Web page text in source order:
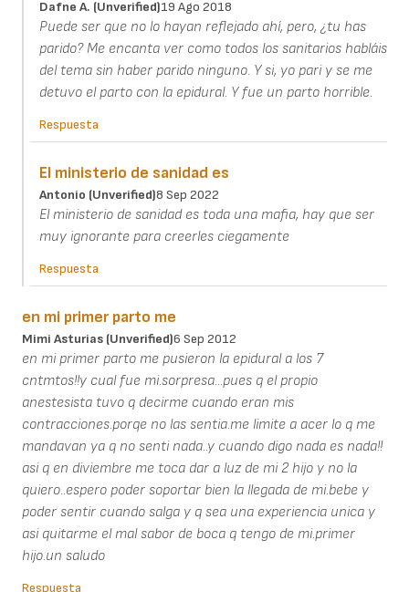
Dafne A. (unverified)19 Ago 2018
Puede ser que no lo hayan reflejado ahí, pero, ¿tu has
parido? Me encanta ver como todos los sanitarios habláis
del tema sin haber parido ninguno. Y si, yo pari y se me
detuvo el parto con la epidural. Y fue un parto horrible.
Respuesta
El ministerio de sanidad es
Antonio (unverified)8 Sep 2022
El ministerio de sanidad es toda una mafia, hay que ser
muy ignorante para creerles ciegamente
Respuesta
en mi primer parto me
Mimi Asturias (unverified)6 Sep 2012
en mi primer parto me pusieron la epidural a los 7
cntmtos!!y cual fue mi.sorpresa...pues q el propio
anestesista tuvo q decirme cuando eran mis
contracciones.porqe no las sentia.me limite a acer lo q me
mandavan ya q no senti nada..y cuando digo nada es nada!!
asi q en diviembre me toca dar a luz de mi 2 hijo y no la
quiero..espero poder soportar bien la llegada de mi.bebe y
poder sentir cuando salga y q sea una experiencia unica y
asi quitarme el mal sabor de boca q tengo de mi.primer
hijo.un saludo
Respuesta